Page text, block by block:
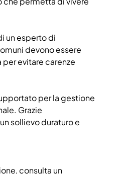
un esperto di
devono essere
evitare carenze
per la gestione
Grazie
sollievo duraturo e
consulta un